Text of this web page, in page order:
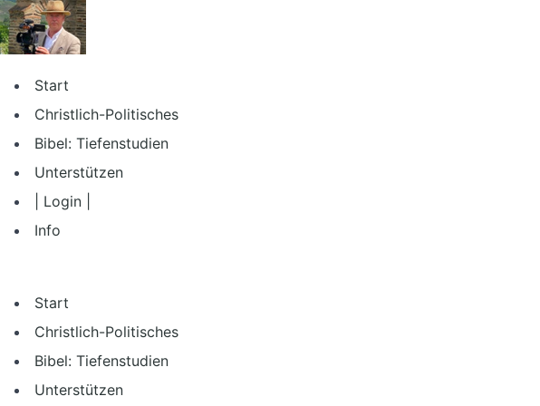
Zum
Inhalt
springen
Start
Christlich-Politisches
Bibel: Tiefenstudien
Unterstützen
| Login |
Info
Start
Christlich-Politisches
Bibel: Tiefenstudien
Unterstützen